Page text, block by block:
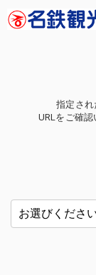
指定され
URLをご確認